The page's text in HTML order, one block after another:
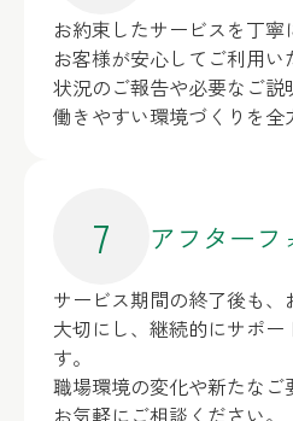
お約束したサービスを丁寧
お客様が安心してご利用
状況のご報告や必要なご説
働きやすい環境づくりを全
7 アフターフ
サービス期間の終了後も、
大切にし、継続的にサポー
す。
職場環境の変化や新たなご
お気軽にご相談ください。